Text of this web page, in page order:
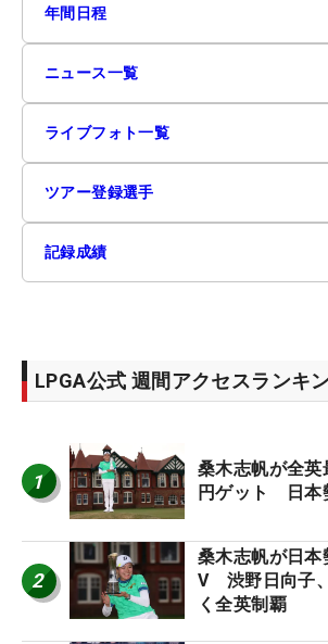
年間日程
ニュース一覧
ライブフォト一覧
ツアー登録選手
記録成績
LPGA公式 週間アクセスランキ
1
桑木志帆が全
円ゲット 日本
2
桑木志帆が日
V 渋野日向子
く全英制覇